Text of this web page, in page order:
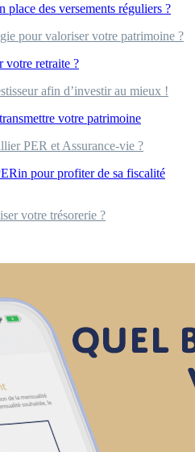
des versements réguliers ?
pour valoriser votre patrimoine ?
votre retraite ?
afin d’investir au mieux !
votre patrimoine
PER et Assurance-vie ?
pour profiter de sa fiscalité
votre trésorerie ?